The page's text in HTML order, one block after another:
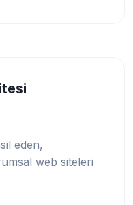
eden,
web siteleri